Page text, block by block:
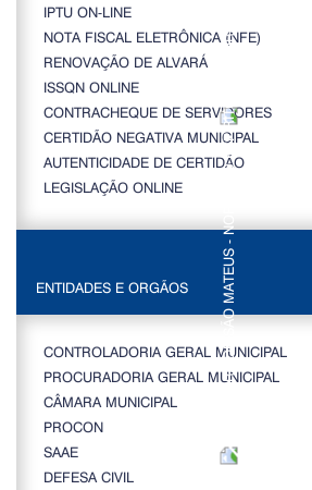
IPTU ON-LINE
NOTA FISCAL ELETRÔNICA (NFE)
RENOVAÇÃO DE ALVARÁ
ISSQN ONLINE
CONTRACHEQUE DE SERVIDORES
CERTIDÃO NEGATIVA MUNICIPAL
AUTENTICIDADE DE CERTIDÃO
LEGISLAÇÃO ONLINE
ENTIDADES E ORGÃOS
CONTROLADORIA GERAL MUNICIPAL
PROCURADORIA GERAL MUNICIPAL
CÂMARA MUNICIPAL
PROCON
SAAE
DEFESA CIVIL